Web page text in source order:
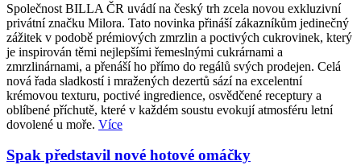
Společnost BILLA ČR uvádí na český trh zcela novou exkluzivní
privátní značku Milora. Tato novinka přináší zákazníkům jedinečný
zážitek v podobě prémiových zmrzlin a poctivých cukrovinek, který
je inspirován těmi nejlepšími řemeslnými cukrárnami a
zmrzlinárnami, a přenáší ho přímo do regálů svých prodejen. Celá
nová řada sladkostí i mražených dezertů sází na excelentní
krémovou texturu, poctivé ingredience, osvědčené receptury a
oblíbené příchutě, které v každém soustu evokují atmosféru letní
dovolené u moře. Více
Spak představil nové hotové omáčky